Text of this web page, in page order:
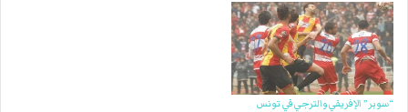
“سوبر” الإفريقي والترجي في تونس